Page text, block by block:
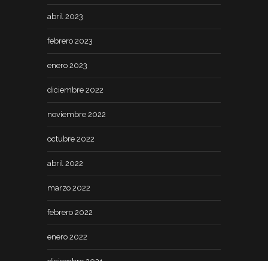
abril 2023
febrero 2023
enero 2023
diciembre 2022
noviembre 2022
octubre 2022
abril 2022
marzo 2022
febrero 2022
enero 2022